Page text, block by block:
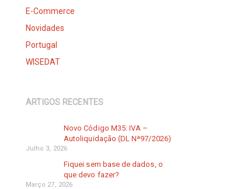
E-Commerce
Novidades
Portugal
WISEDAT
ARTIGOS RECENTES
Novo Código M35: IVA –
Autoliquidação (DL Nª97/2026)
Julho 3, 2026
Fiquei sem base de dados, o
que devo fazer?
Março 27, 2026